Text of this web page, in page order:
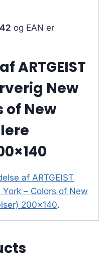
og EAN er
ARTGEIST
New
of New
af ARTGEIST
– Colors of New
200×140.